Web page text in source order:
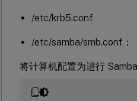
/etc/krb5.conf
/etc/samba/smb.conf：
将计算机配置为进行